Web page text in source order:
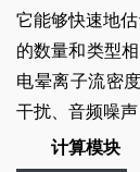
它能够快速地
的数量和类型
电晕离子流密
干扰、音频噪声
计算模块